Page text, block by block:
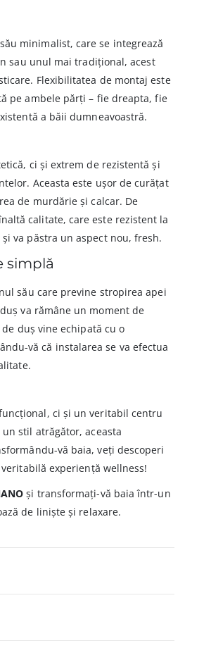
minimalist, care se integrează
sau unul mai tradițional, acest
Flexibilitatea de montaj este
pe ambele părți – fie dreapta, fie
a băii dumneavoastră.
ci și extrem de rezistentă și
Aceasta este ușor de curățat
de murdărie și calcar. De
calitate, care este rezistent la
va păstra un aspect nou, fresh.
simplă
său care previne stropirea apei
va rămâne un moment de
duș vine echipată cu o
vă că instalarea se va efectua
ci și un veritabil centru
stil atrăgător, aceasta
vă baia, veți descoperi
experiență wellness!
și transformați-vă baia într-un
de liniște și relaxare.